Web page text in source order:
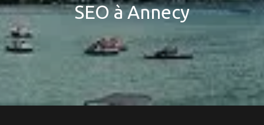
SEO à Annecy